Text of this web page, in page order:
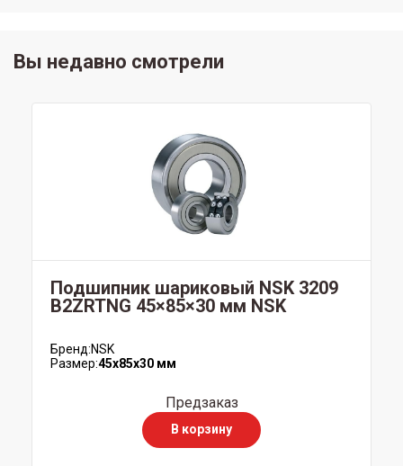
Вы недавно смотрели
Подшипник шариковый NSK 3209
B2ZRTNG 45×85×30 мм NSK
Бренд:NSK
Размер:45x85x30 мм
Предзаказ
В корзину